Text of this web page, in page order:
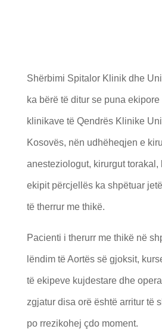
Shërbimi Spitalor Klinik dhe
ka bërë të ditur se puna
klinikave të Qendrës Klinike
Kosovës, nën udhëheqjen e
anesteziologut, kirurgut torakal,
ekipit përcjellës ka shpëtuar
të therrur me thikë.
Pacienti i therurr me thikë në
lëndim të Aortës së gjoksit,
të ekipeve kujdestare dhe
zgjatur disa orë është arritur të
po rrezikohej çdo moment.